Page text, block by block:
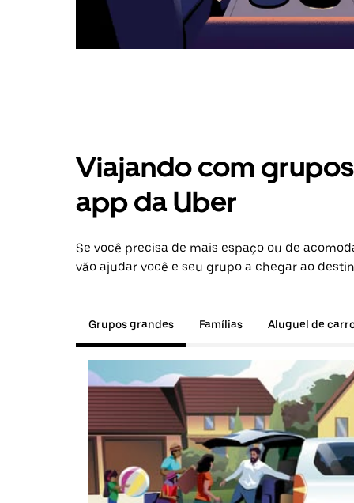
Viajando com
app da Uber
Se você precisa de mais espaço ou de
vão ajudar você e seu grupo a chegar ao
Grupos grandes Famílias Aluguel de